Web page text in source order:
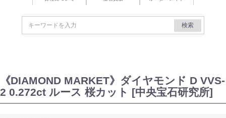
検索
《DIAMOND MARKET》ダイヤモンド D VVS-
2 0.272ct ルース 桜カット [中央宝石研究所]